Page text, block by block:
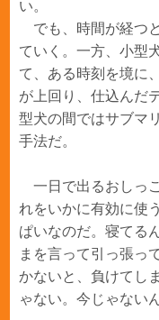
い。
でも、時間が経つ
ていく。一方、小型
て、ある時刻を境に
が上回り、仕込んだ
型犬の間ではサブマ
手法だ。
一日で出るおしっ
れをいかに有効に使
ぱいなのだ。寝てる
まを言って引っ張っ
かないと、負けてし
ゃない。今じゃない